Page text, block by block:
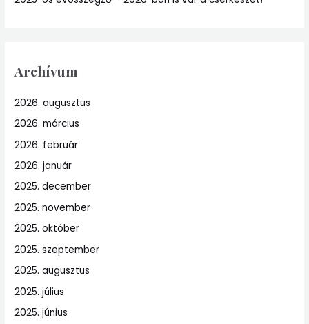
Archívum
2026. augusztus
2026. március
2026. február
2026. január
2025. december
2025. november
2025. október
2025. szeptember
2025. augusztus
2025. július
2025. június